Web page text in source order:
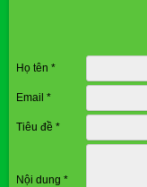
Họ tên *
Email *
Tiêu đề *
Nội dung *